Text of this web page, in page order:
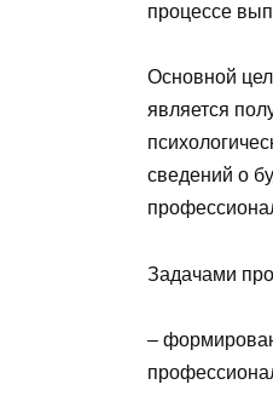
процессе
Основной
является
сведений о
Задачами
–